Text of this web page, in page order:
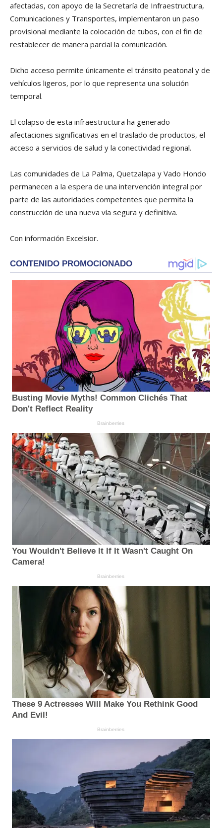
afectadas, con apoyo de la Secretaría de Infraestructura,
Comunicaciones y Transportes, implementaron un paso
provisional mediante la colocación de tubos, con el fin de
restablecer de manera parcial la comunicación.
Dicho acceso permite únicamente el tránsito peatonal y de
vehículos ligeros, por lo que representa una solución
temporal.
El colapso de esta infraestructura ha generado
afectaciones significativas en el traslado de productos, el
acceso a servicios de salud y la conectividad regional.
Las comunidades de La Palma, Quetzalapa y Vado Hondo
permanecen a la espera de una intervención integral por
parte de las autoridades competentes que permita la
construcción de una nueva vía segura y definitiva.
Con información Excelsior.